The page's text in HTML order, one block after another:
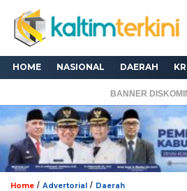
HOME NASIONAL DAERAH
BANNER
Home / Advertorial / Daerah